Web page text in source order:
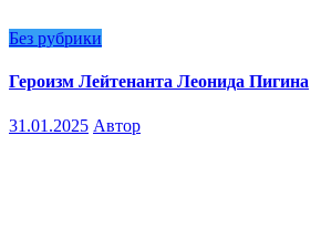
Без рубрики
Героизм Лейтенанта Леонида Пигина
31.01.2025 Автор